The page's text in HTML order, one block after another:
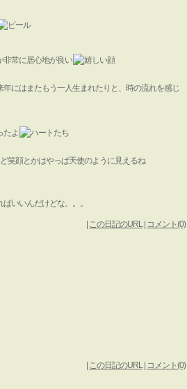
非常に居心地が良い
にはまたもう一人生まれたりと、時の流れを感じ
たよ
笑顔とかはやっぱ天使のように見えるね
いいんだけどな。。。
この日記のURL| コメント(0)|
この日記のURL| コメント(0)|